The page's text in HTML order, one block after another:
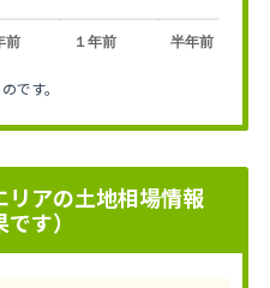
前 １年前 半年前
です。
リアの土地相場情報
す）